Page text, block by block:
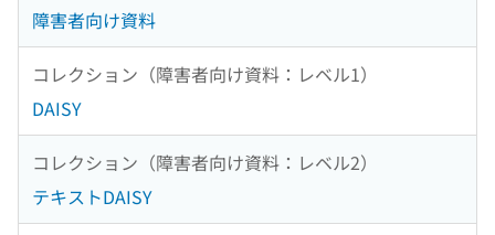
障害者向け資料
コレクション（障害者向け資料：レベル1）
DAISY
コレクション（障害者向け資料：レベル2）
テキストDAISY